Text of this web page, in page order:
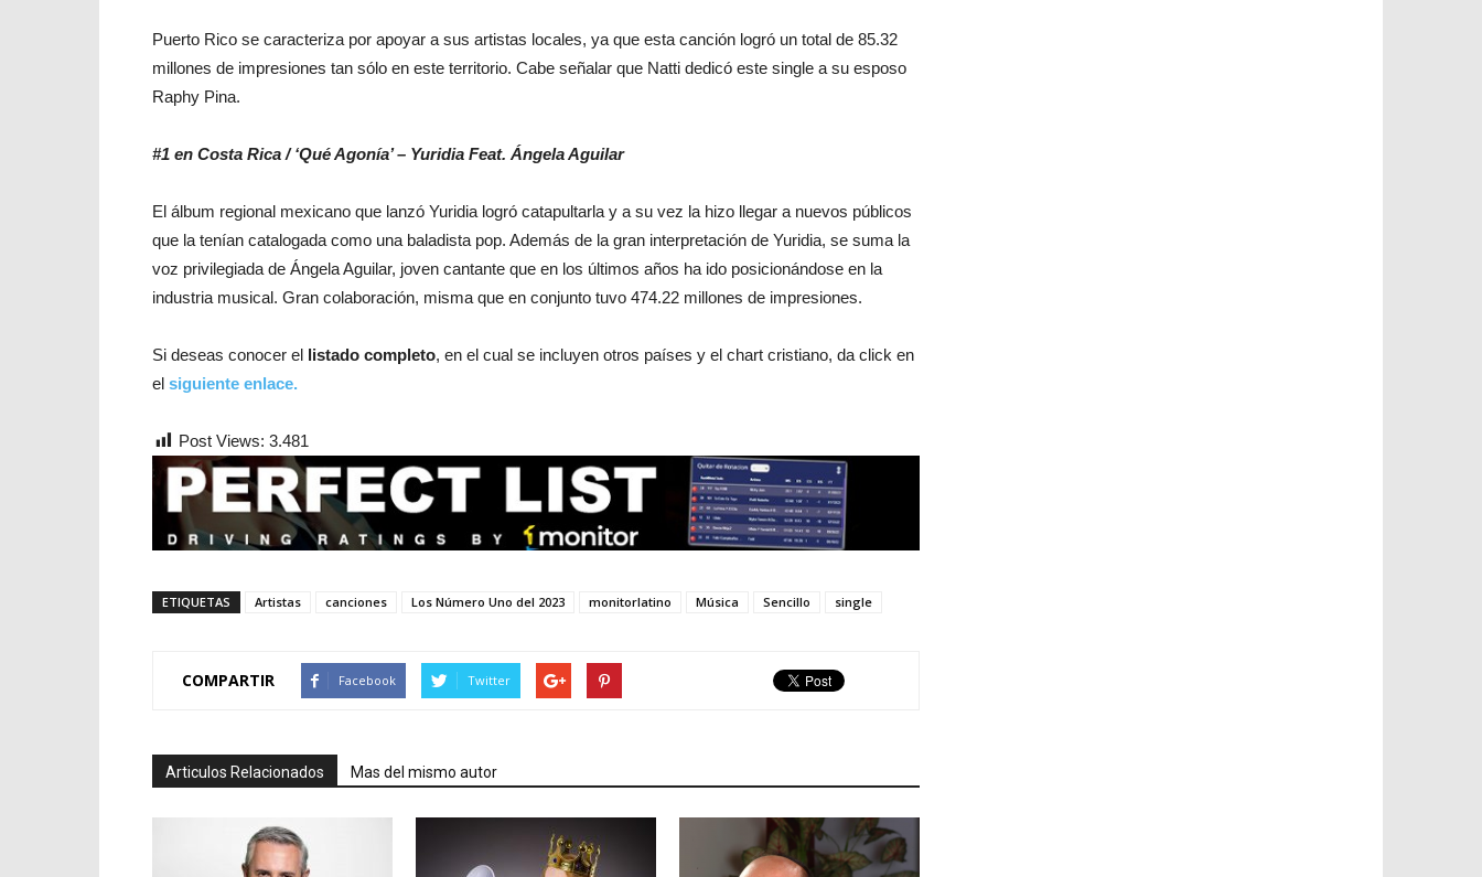
Puerto Rico se caracteriza por apoyar a sus artistas locales, ya que esta canción logró un total de 85.32
millones de impresiones tan sólo en este territorio. Cabe señalar que Natti dedicó este single a su esposo
Raphy Pina.
#1 en Costa Rica / ‘Qué Agonía’ – Yuridia Feat. Ángela Aguilar
El álbum regional mexicano que lanzó Yuridia logró catapultarla y a su vez la hizo llegar a nuevos públicos
que la tenían catalogada como una baladista pop. Además de la gran interpretación de Yuridia, se suma la
voz privilegiada de Ángela Aguilar, joven cantante que en los últimos años ha ido posicionándose en la
industria musical. Gran colaboración, misma que en conjunto tuvo 474.22 millones de impresiones.
Si deseas conocer el listado completo, en el cual se incluyen otros países y el chart cristiano, da click en
el siguiente enlace.
Post Views: 3.481
ETIQUETAS Artistas canciones Los Número Uno del 2023 monitorlatino Música Sencillo single
COMPARTIR Facebook Twitter
Articulos Relacionados Mas del mismo autor